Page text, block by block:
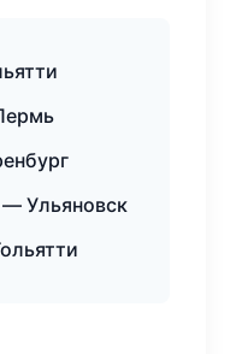
Ульяновск